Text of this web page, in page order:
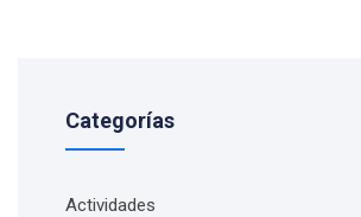
Categorías
Actividades